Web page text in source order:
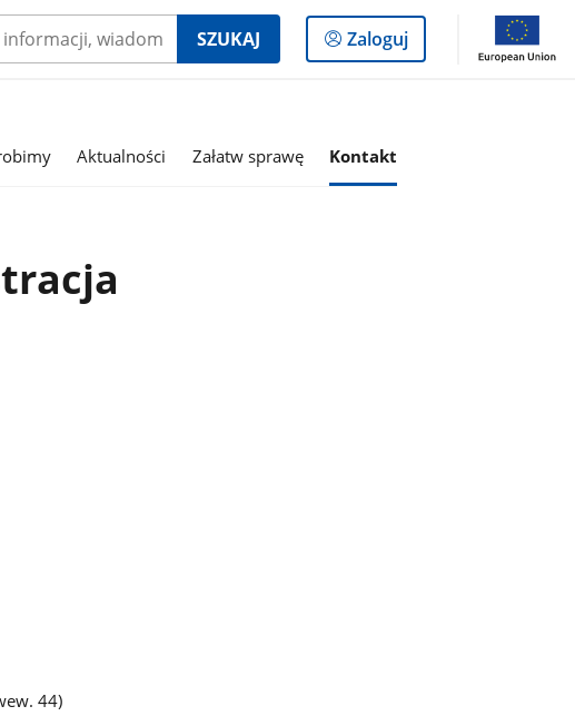
SZUKAJ
Logowanie
do
Zaloguj
Aktualności Załatw sprawę Kontakt
44)